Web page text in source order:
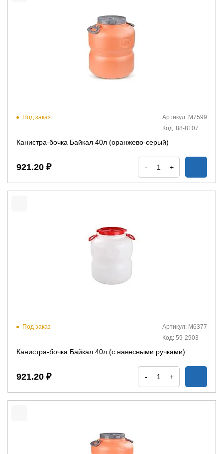
Под заказ
Артикул: М7599
Код: 88-8107
Канистра-бочка Байкал 40л (оранжево-серый)
921.20 ₽ - +
Под заказ
Артикул: М6377
Код: 59-2903
Канистра-бочка Байкал 40л (с навесными ручками)
921.20 ₽ - +